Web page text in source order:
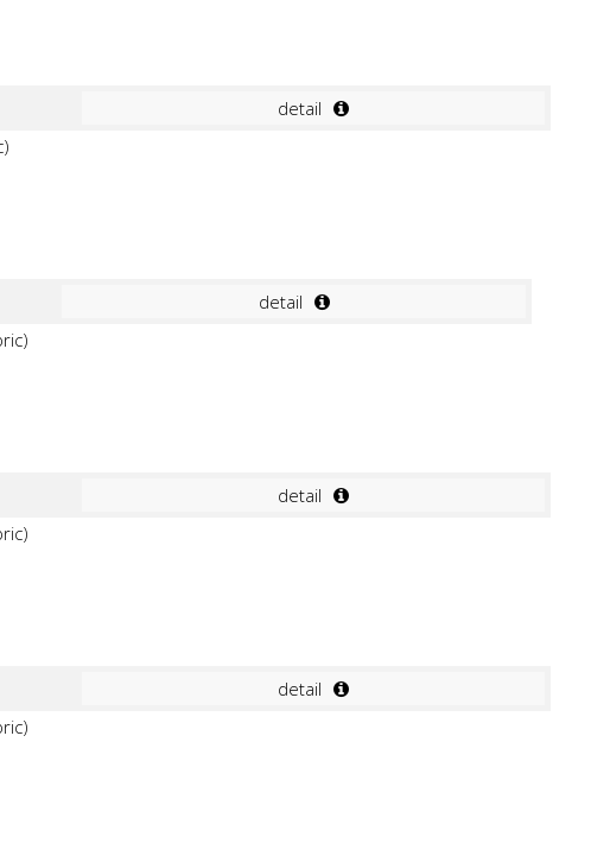
detail
detail
detail
detail